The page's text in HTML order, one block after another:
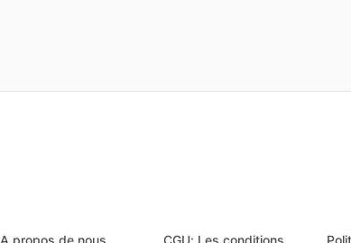
A propos de nous CGU: Les conditions